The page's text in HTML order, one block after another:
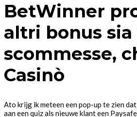
BetWinner
altri bonus sia
scommesse,
Casinò
Ato krijg ik meteen een pop-up te zien
aan een quiz als nieuwe klant een